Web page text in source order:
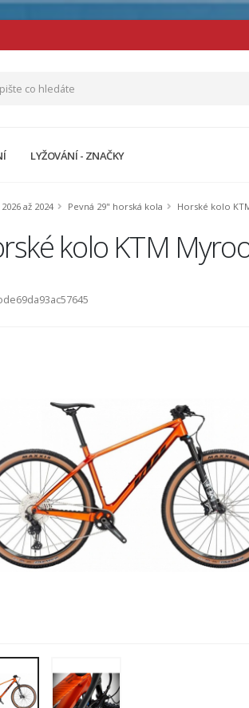
LYŽOVÁNÍ - ZNAČKY
až 2024 Pevná 29" horská kola Horské kolo
kolo KTM